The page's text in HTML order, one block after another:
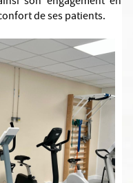
de ses patients.